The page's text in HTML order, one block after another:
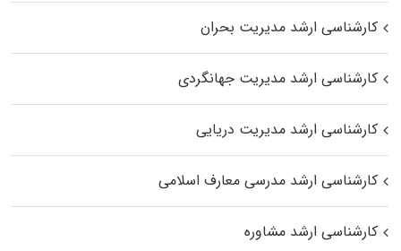
کارشناسی ارشد مدیریت بحران
کارشناسی ارشد مدیریت جهانگردی
کارشناسی ارشد مدیریت دریایی
کارشناسی ارشد مدرسی معارف اسلامی
کارشناسی ارشد مشاوره